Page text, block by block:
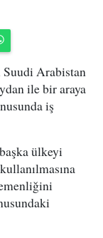
Arabistan
ile bir araya
iş
ülkeyi